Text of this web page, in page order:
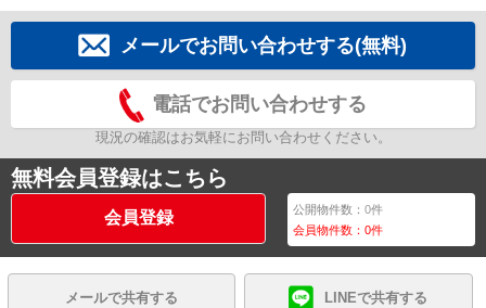
メールでお問い合わせする(無料)
電話でお問い合わせする
現況の確認はお気軽にお問い合わせください。
無料会員登録はこちら
会員登録 公開物件数：0件
会員物件数：0件
メールで共有する LINEで共有する